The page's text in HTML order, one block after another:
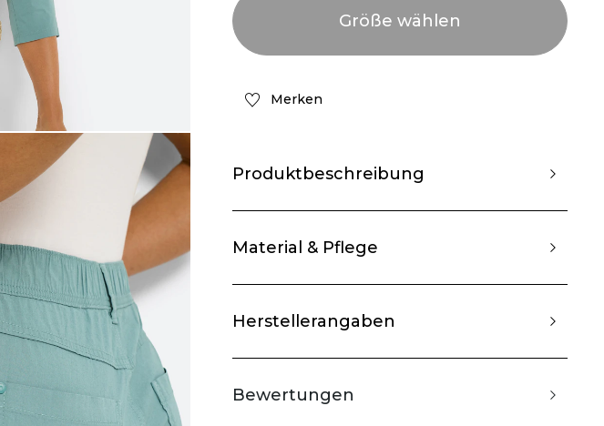
Merken
Produktbeschreibung
Material & Pflege
Herstellerangaben
Bewertungen